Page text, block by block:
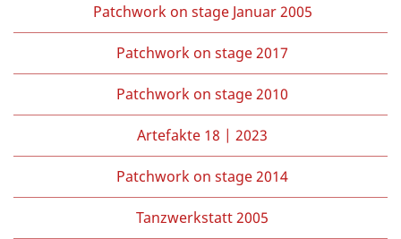
Patchwork on stage Januar 2005
Patchwork on stage 2017
Patchwork on stage 2010
Artefakte 18 | 2023
Patchwork on stage 2014
Tanzwerkstatt 2005